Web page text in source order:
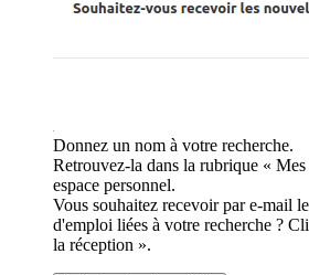
Donnez un nom à votre recherche.
Retrouvez-la dans la rubrique «
espace personnel.
Vous souhaitez recevoir par e-mail
d'emploi liées à votre recherche ?
la réception ».